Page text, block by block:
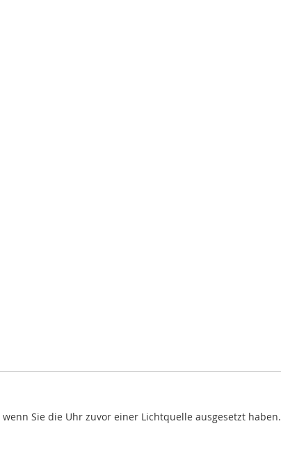
Sie die Uhr zuvor einer Lichtquelle ausgesetzt haben.